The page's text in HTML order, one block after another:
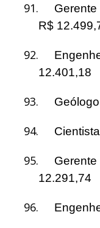
91.
R$
92.
12.401,18
93.
94.
95.
12.291,74
96.